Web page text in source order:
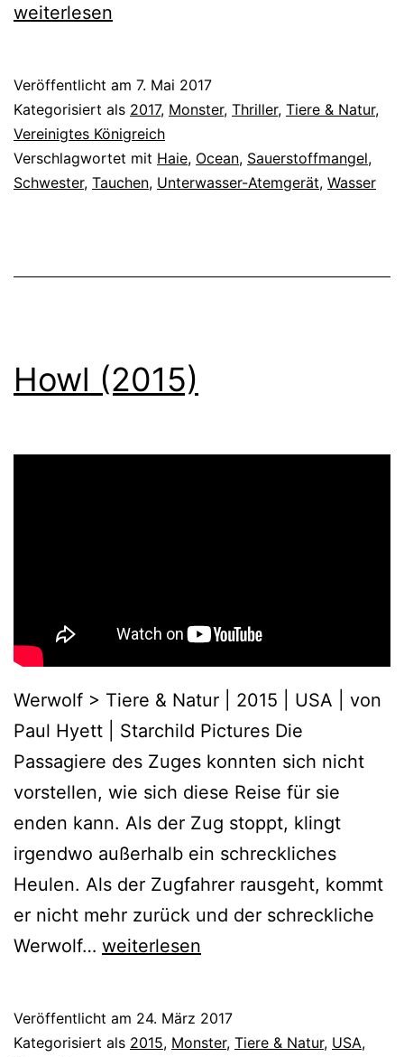
weiterlesen
Veröffentlicht am 7. Mai 2017
Kategorisiert als 2017, Monster, Thriller, Tiere & Natur,
Vereinigtes Königreich
Verschlagwortet mit Haie, Ocean, Sauerstoffmangel,
Schwester, Tauchen, Unterwasser-Atemgerät, Wasser
Howl (2015)
Werwolf > Tiere & Natur | 2015 | USA | von
Paul Hyett | Starchild Pictures Die
Passagiere des Zuges konnten sich nicht
vorstellen, wie sich diese Reise für sie
enden kann. Als der Zug stoppt, klingt
irgendwo außerhalb ein schreckliches
Heulen. Als der Zugfahrer rausgeht, kommt
er nicht mehr zurück und der schreckliche
Werwolf… Howl
weiterlesen
Veröffentlicht am 24. März 2017
Kategorisiert als 2015, Monster, Tiere & Natur, USA,